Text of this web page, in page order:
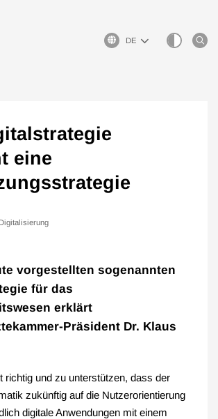
Sprachauswahl
eine
Digitalisierung
vorgestellten sogenannten
für das
erklärt
Präsident Dr. Klaus
richtig und zu unterstützen, dass der
zukünftig auf die Nutzerorientierung
digitale Anwendungen mit einem